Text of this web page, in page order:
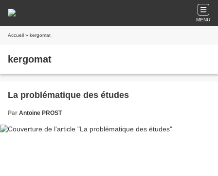
MENU
Accueil » kergomat
kergomat
La problématique des études
Par Antoine PROST